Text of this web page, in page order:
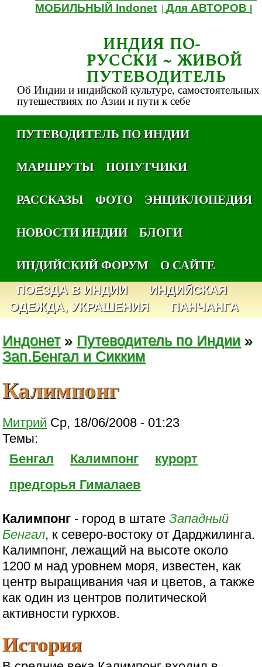
МОБИЛЬНЫЙ Indonet |Для АВТОРОВ
ИНДИЯ ПО-
РУССКИ ~ ЖИВОЙ
ПУТЕВОДИТЕЛЬ
Об Индии и индийской культуре, самостоятельных
путешествиях по Азии и пути к себе
ПУТЕВОДИТЕЛЬ ПО ИНДИИ
МАРШРУТЫ
ПОПУТЧИКИ
РАССКАЗЫ
ФОТО
ЭНЦИКЛОПЕДИЯ
НОВОСТИ ИНДИИ
БЛОГИ
ИНДИЙСКИЙ ФОРУМ
О САЙТЕ
ПОЕЗДА В ИНДИИ
ИНДИЙСКАЯ
ОДЕЖДА, УКРАШЕНИЯ
ПАНЧАНГА
Индонет» Путеводитель по Индии »
Зап.Бенгал и Сикким
Калимпонг
Митрий Ср, 18/06/2008 - 01:23
Темы:
Бенгал
Калимпонг
курорт
предгорья Гималаев
Калимпонг - город в штатеЗападный
Бенгал, к северо-востоку от Дарджилинга.
Калимпонг, лежащий на высоте около
1200 м над уровнем моря, известен, как
центр выращивания чая и цветов, а также
как один из центров политической
активности гуркхов.
История